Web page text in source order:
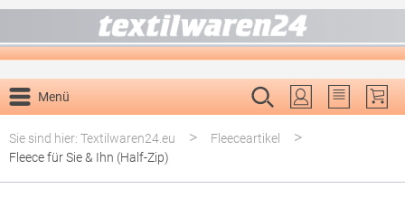
Menü
Du hast 0
Sie sind hier: Textilwaren24.eu
> Fleeceartikel >
Fleece für Sie & Ihn (Half-Zip)